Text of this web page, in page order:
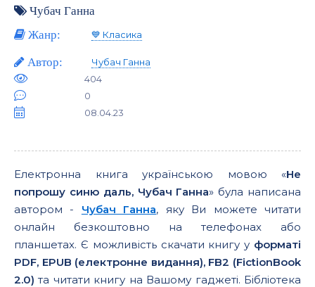
Чубач Ганна
Жанр:
💙 Класика
Автор:
Чубач Ганна
404
0
08.04.23
Електронна книга українською мовою «Не
попрошу синю даль, Чубач Ганна» була написана
автором - Чубач Ганна, яку Ви можете читати
онлайн безкоштовно на телефонах або
планшетах. Є можливість скачати книгу у форматі
PDF, EPUB (електронне видання), FB2 (FictionBook
2.0) та читати книгу на Вашому гаджеті. Бібліотека